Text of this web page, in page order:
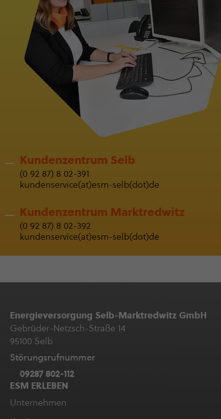
Kunden­zen­trum Selb
(0 92 87) 8 02-391
kun­den­ser­vice(at)esm-selb(dot)de
Kunden­zen­trum Markt­red­witz
(0 92 87) 8 02-392
kun­den­ser­vice(at)esm-selb(dot)de
Ener­gie­ver­sor­gung Selb-Marktredwitz GmbH
Gebrüder-Netzsch-Straße 14
95100 Selb
Störungs­ruf­nummer
09287 802-112
ESM ERLEBEN
Unter­neh­men